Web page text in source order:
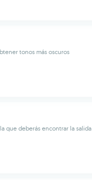
tonos más oscuros
que deberás encontrar la salida